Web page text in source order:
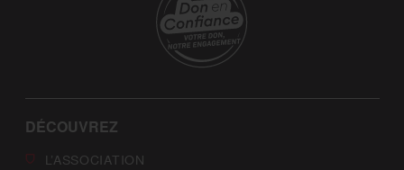
DÉCOUVREZ
L’ASSOCIATION